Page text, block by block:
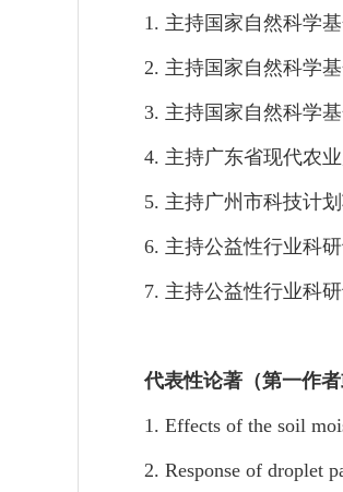
1. 主持国家自然科学
2. 主持国家自然科学
3. 主持国家自然科学
4. 主持广东省现代农
5. 主持广州市科技计
6. 主持公益性行业科
7. 主持公益性行业科
代表性论著（第一作者
1. Effects of the soil
2. Response of droplet